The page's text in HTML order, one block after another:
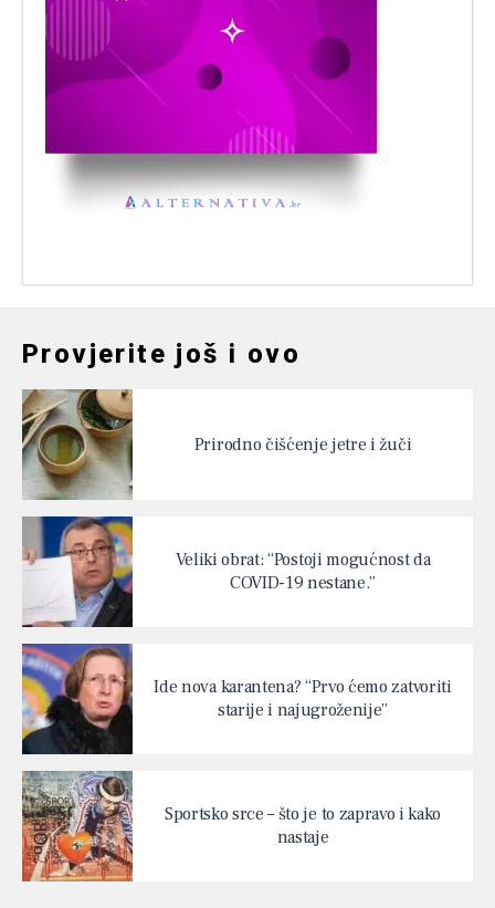
Provjerite još i ovo
Prirodno čišćenje jetre i žuči
Veliki obrat: “Postoji mogućnost da
COVID-19 nestane.”
Ide nova karantena? “Prvo ćemo zatvoriti
starije i najugroženije”
Sportsko srce – što je to zapravo i kako
nastaje